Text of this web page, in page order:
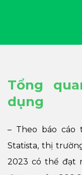
Tổng
dụng
– Theo báo
Statista, thị
2023 có thể đạt